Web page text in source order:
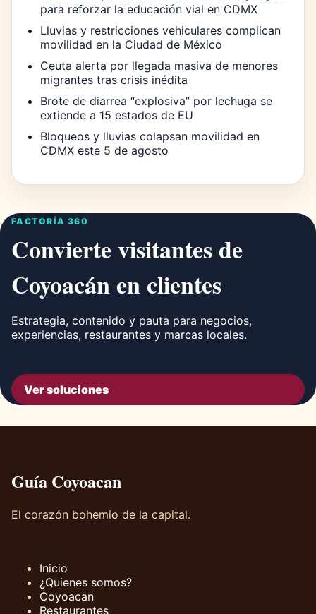
para reforzar la educación vial en CDMX
Lluvias y restricciones vehiculares complican
movilidad en la Ciudad de México
Ceuta alerta por llegada masiva de menores
migrantes tras crisis inédita
Brote de diarrea “explosiva” por lechuga se
extiende a 15 estados de EU
Bloqueos y lluvias colapsan movilidad en
CDMX este 5 de agosto
FACTORÍA 360
Convierte visitantes de
Coyoacán en clientes
Estrategia, contenido y pauta para negocios,
experiencias, restaurantes y marcas locales.
Ver soluciones
Guía Coyoacan
El corazón bohemio de la capital.
Inicio
¿Quienes somos?
Coyoacan
Restaurantes